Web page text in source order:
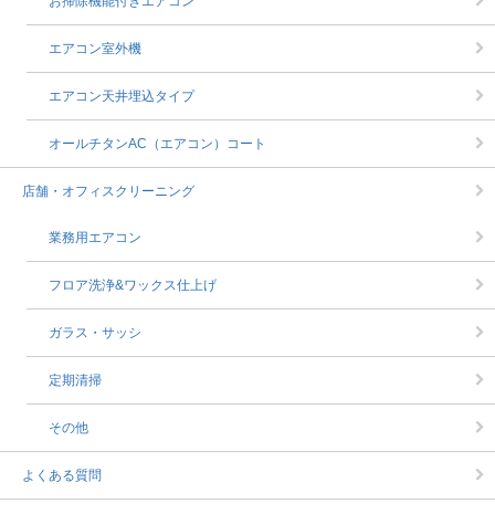
エアコン室外機
エアコン天井埋込タイプ
オールチタンAC（エアコン）コート
店舗・オフィスクリーニング
業務用エアコン
フロア洗浄&ワックス仕上げ
ガラス・サッシ
定期清掃
その他
よくある質問